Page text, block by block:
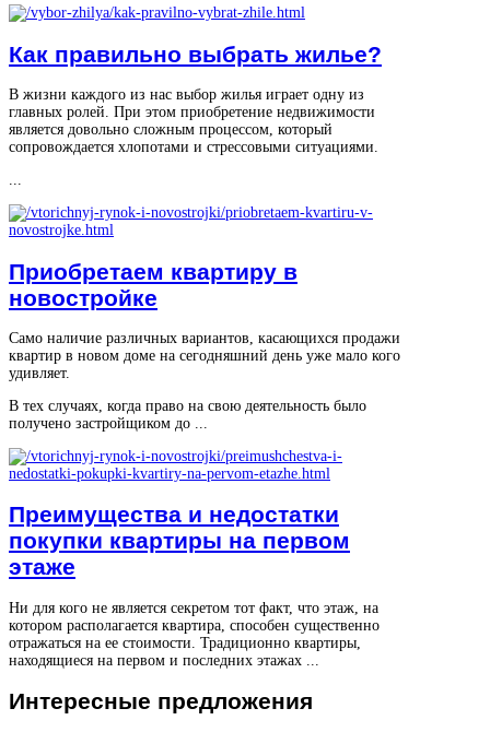
Как правильно выбрать жилье?
В жизни каждого из нас выбор жилья играет одну из
главных ролей. При этом приобретение недвижимости
является довольно сложным процессом, который
сопровождается хлопотами и стрессовыми ситуациями.
...
Приобретаем квартиру в
новостройке
Само наличие различных вариантов, касающихся продажи
квартир в новом доме на сегодняшний день уже мало кого
удивляет.
В тех случаях, когда право на свою деятельность было
получено застройщиком до ...
Преимущества и недостатки
покупки квартиры на первом
этаже
Ни для кого не является секретом тот факт, что этаж, на
котором располагается квартира, способен существенно
отражаться на ее стоимости. Традиционно квартиры,
находящиеся на первом и последних этажах ...
Интересные предложения